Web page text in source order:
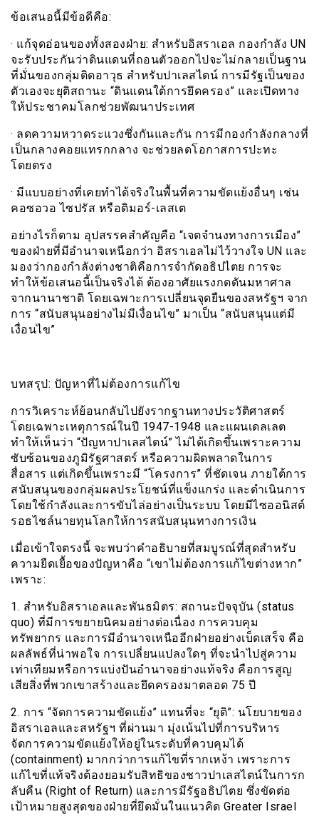
ข้อเสนอนี้มีข้อดีคือ:
· แก้จุดอ่อนของทั้งสองฝ่าย: สำหรับอิสราเอล กองกำลัง UN
จะรับประกันว่าดินแดนที่ถอนตัวออกไปจะไม่กลายเป็นฐาน
ที่มั่นของกลุ่มติดอาวุธ สำหรับปาเลสไตน์ การมีรัฐเป็นของ
ตัวเองจะยุติสถานะ “ดินแดนใต้การยึดครอง” และเปิดทาง
ให้ประชาคมโลกช่วยพัฒนาประเทศ
· ลดความหวาดระแวงซึ่งกันและกัน การมีกองกำลังกลางที่
เป็นกลางคอยแทรกกลาง จะช่วยลดโอกาสการปะทะ
โดยตรง
· มีแบบอย่างที่เคยทำได้จริงในพื้นที่ความขัดแย้งอื่นๆ เช่น
คอซอวอ ไซปรัส หรือติมอร์-เลสเต
อย่างไรก็ตาม อุปสรรคสำคัญคือ “เจตจำนงทางการเมือง”
ของฝ่ายที่มีอำนาจเหนือกว่า อิสราเอลไม่ไว้วางใจ UN และ
มองว่ากองกำลังต่างชาติคือการจำกัดอธิปไตย การจะ
ทำให้ข้อเสนอนี้เป็นจริงได้ ต้องอาศัยแรงกดดันมหาศาล
จากนานาชาติ โดยเฉพาะการเปลี่ยนจุดยืนของสหรัฐฯ จาก
การ “สนับสนุนอย่างไม่มีเงื่อนไข” มาเป็น “สนับสนุนแต่มี
เงื่อนไข”
บทสรุป: ปัญหาที่ไม่ต้องการแก้ไข
การวิเคราะห์ย้อนกลับไปยังรากฐานทางประวัติศาสตร์
โดยเฉพาะเหตุการณ์ในปี 1947-1948 และแผนเดลเลต
ทำให้เห็นว่า “ปัญหาปาเลสไตน์” ไม่ได้เกิดขึ้นเพราะความ
ซับซ้อนของภูมิรัฐศาสตร์ หรือความผิดพลาดในการ
สื่อสาร แต่เกิดขึ้นเพราะมี “โครงการ” ที่ชัดเจน ภายใต้การ
สนับสนุนของกลุ่มผลประโยชน์ที่แข็งแกร่ง และดำเนินการ
โดยใช้กำลังและการขับไล่อย่างเป็นระบบ โดยมีไซออนิสต์
รอธไชล์นายทุนโลกให้การสนับสนุนทางการเงิน
เมื่อเข้าใจตรงนี้ จะพบว่าคำอธิบายที่สมบูรณ์ที่สุดสำหรับ
ความยืดเยื้อของปัญหาคือ “เขาไม่ต้องการแก้ไขต่างหาก”
เพราะ:
1. สำหรับอิสราเอลและพันธมิตร: สถานะปัจจุบัน (status
quo) ที่มีการขยายนิคมอย่างต่อเนื่อง การควบคุม
ทรัพยากร และการมีอำนาจเหนืออีกฝ่ายอย่างเบ็ดเสร็จ คือ
ผลลัพธ์ที่น่าพอใจ การเปลี่ยนแปลงใดๆ ที่จะนำไปสู่ความ
เท่าเทียมหรือการแบ่งปันอำนาจอย่างแท้จริง คือการสูญ
เสียสิ่งที่พวกเขาสร้างและยึดครองมาตลอด 75 ปี
2. การ “จัดการความขัดแย้ง” แทนที่จะ “ยุติ”: นโยบายของ
อิสราเอลและสหรัฐฯ ที่ผ่านมา มุ่งเน้นไปที่การบริหาร
จัดการความขัดแย้งให้อยู่ในระดับที่ควบคุมได้
(containment) มากกว่าการแก้ไขที่รากเหง้า เพราะการ
แก้ไขที่แท้จริงต้องยอมรับสิทธิของชาวปาเลสไตน์ในการก
ลับคืน (Right of Return) และการมีรัฐอธิปไตย ซึ่งขัดต่อ
เป้าหมายสูงสุดของฝ่ายที่ยึดมั่นในแนวคิด Greater Israel